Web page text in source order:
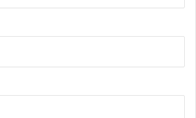
Aşk Uyumu
Kiminle Daha Uyumlu